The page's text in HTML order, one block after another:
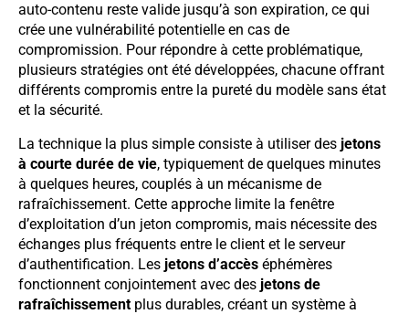
auto-contenu reste valide jusqu’à son expiration, ce qui
crée une vulnérabilité potentielle en cas de
compromission. Pour répondre à cette problématique,
plusieurs stratégies ont été développées, chacune offrant
différents compromis entre la pureté du modèle sans état
et la sécurité.
La technique la plus simple consiste à utiliser des jetons
à courte durée de vie, typiquement de quelques minutes
à quelques heures, couplés à un mécanisme de
rafraîchissement. Cette approche limite la fenêtre
d’exploitation d’un jeton compromis, mais nécessite des
échanges plus fréquents entre le client et le serveur
d’authentification. Les jetons d’accès éphémères
fonctionnent conjointement avec des jetons de
rafraîchissement plus durables, créant un système à